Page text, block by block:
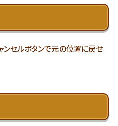
ンセルボタンで元の位置に戻せ